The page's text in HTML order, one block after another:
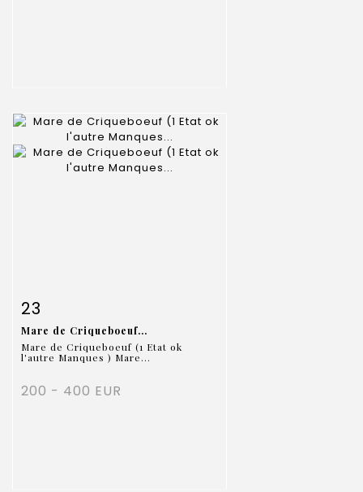
Item detail
23
Mare de Criqueboeuf...
Mare de Criqueboeuf (1 Etat ok
l'autre Manques ) Mare...
200 - 400 EUR